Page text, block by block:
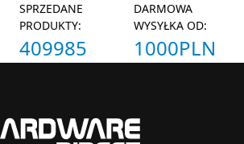
SPRZEDANE
PRODUKTY:
409985
DARMOWA
WYSYŁKA OD:
1000PLN